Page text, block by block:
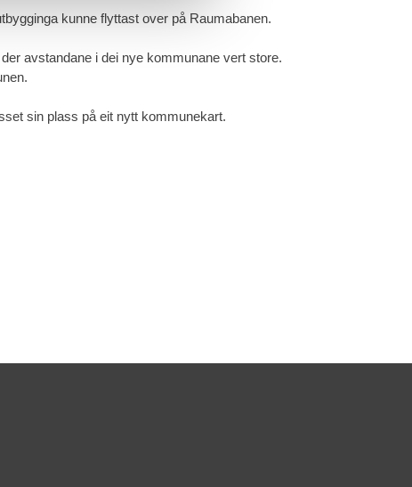
kunne flyttast over på Raumabanen.
avstandane i dei nye kommunane vert store.
sin plass på eit nytt kommunekart.